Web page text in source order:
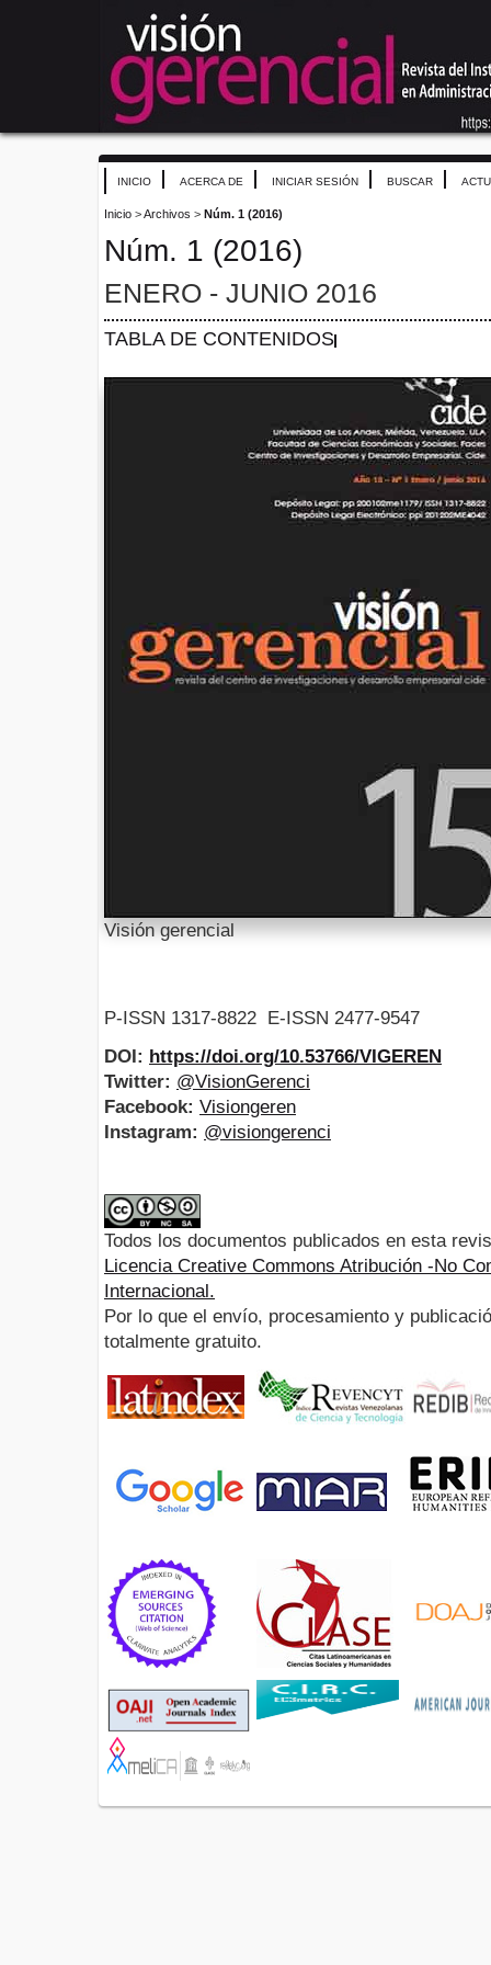
INICIO ACERCA DE INICIAR SESIÓN BUSCAR
Inicio >Archivos > Núm. 1 (2016)
Núm. 1 (2016)
ENERO - JUNIO 2016
TABLA DE CONTENIDOS
Visión gerencial
P-ISSN 1317-8822 E-ISSN 2477-9547
DOI: https://doi.org/10.53766/VIGEREN
Twitter: @VisionGerenci
Facebook: Visiongeren
Instagram: @visiongerenci
Todos los documentos publicados en esta
Licencia Creative Commons Atribución -No
Internacional.
Por lo que el envío, procesamiento y
totalmente gratuito.